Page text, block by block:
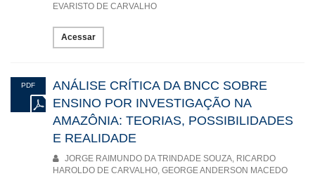
EVARISTO DE CARVALHO
Acessar
PDF
ANÁLISE CRÍTICA DA BNCC SOBRE
ENSINO POR INVESTIGAÇÃO NA
AMAZÔNIA: TEORIAS, POSSIBILIDADES
E REALIDADE
JORGE RAIMUNDO DA TRINDADE SOUZA, RICARDO
HAROLDO DE CARVALHO, GEORGE ANDERSON MACEDO